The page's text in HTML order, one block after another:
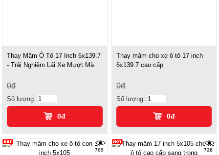
Thay Mâm Ô Tô 17 Inch 6x139.7
- Trải Nghiệm Lái Xe Mượt Mà
0đ
Số lượng:
0đ
Thay mâm cho xe ô tô 17 inch
6x139.7 cao cấp
0đ
Số lượng:
0đ
709 728